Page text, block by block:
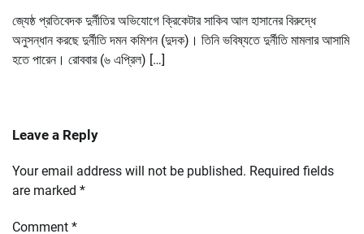
জ্যেষ্ঠ প্রতিবেদক দুর্নীতির অভিযোগে ক্রিকেটার সাকিব আল হাসানের বিরুদ্ধে
অনুসন্ধান করছে দুর্নীতি দমন কমিশন (দুদক)। তিনি ভবিষ্যতে দুর্নীতি মামলার আসামি
হতে পারেন। রোববার (৬ এপ্রিল) […]
Leave a Reply
Your email address will not be published. Required fields
are marked *
Comment *